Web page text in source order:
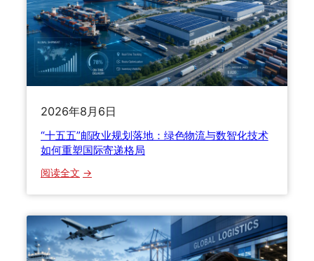
2026年8月6日
“十五五”邮政业规划落地：绿色物流与数智化技术
如何重塑国际寄递格局
阅读全文 ：
五
五
”